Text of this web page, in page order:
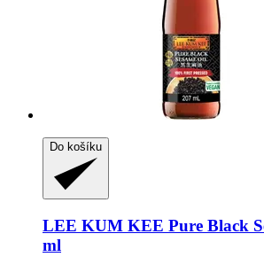
Do košíku
LEE KUM KEE Pure Black
ml